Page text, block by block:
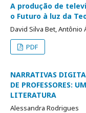
A produção de
o Futuro à luz da
David Silva Bet, Antônio
PDF
NARRATIVAS
DE PROFESSORES:
LITERATURA
Alessandra Rodrigues